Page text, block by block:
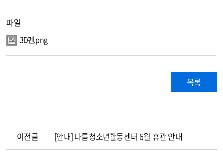
파일
3D펜.png
목록
이전글 [안내] 나름청소년활동센터 6월 휴관 안내